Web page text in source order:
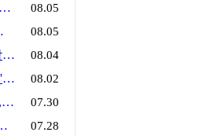
행사기획자 취업, 이런 회사는 가지 마세요! 신입이 꼭 알아야 할 5가지 기준[이벤트산업 팩트체크#3] 08.05
마이스 협력 확대 08.05
행사기획자 새내기 | 상상이룸 김지연님, "내 맘대로, 내 뜻대로 행사를 만든다 08.04
[팩트체크#02] 행사기획자 연봉, 희한한 법칙~ '첨에는 비실, 3년만 지나면 튼실' 08.02
[팩트체크#01] "취업에 도움되는...이벤트 회사, 어떻게 구분할까?"… 1인당 매출 '3억 원'의 법칙 07.30
래식 테마파크: 봄밤의 클래식’ 성공적 연출 07.28